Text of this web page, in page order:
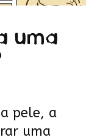
uma
pele, a
uma